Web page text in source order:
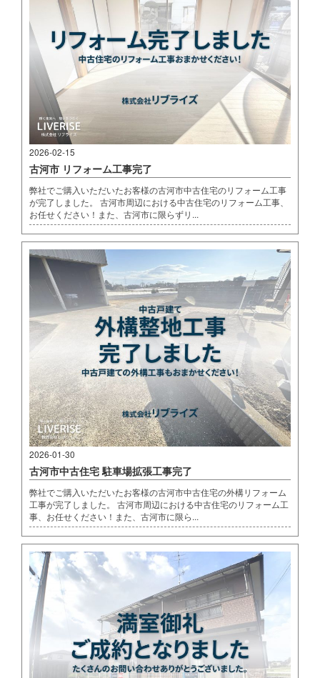
2026-02-15
古河市 リフォーム工事完了
弊社でご購入いただいたお客様の古河市中古住宅のリフォーム工事
が完了しました。 古河市周辺における中古住宅のリフォーム工事、
お任せください！また、古河市に限らずリ...
2026-01-30
古河市中古住宅 駐車場拡張工事完了
弊社でご購入いただいたお客様の古河市中古住宅の外構リフォーム
工事が完了しました。 古河市周辺における中古住宅のリフォーム工
事、お任せください！また、古河市に限ら...